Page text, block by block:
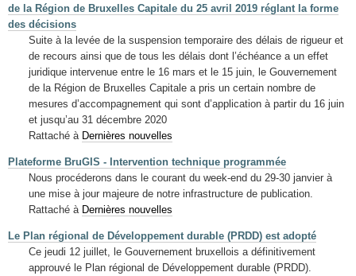
de la Région de Bruxelles Capitale du 25 avril 2019 réglant la forme
des décisions
Suite à la levée de la suspension temporaire des délais de rigueur et
de recours ainsi que de tous les délais dont l’échéance a un effet
juridique intervenue entre le 16 mars et le 15 juin, le Gouvernement
de la Région de Bruxelles Capitale a pris un certain nombre de
mesures d’accompagnement qui sont d’application à partir du 16 juin
et jusqu’au 31 décembre 2020
Rattaché à Dernières nouvelles
Plateforme BruGIS - Intervention technique programmée
Nous procéderons dans le courant du week-end du 29-30 janvier à
une mise à jour majeure de notre infrastructure de publication.
Rattaché à Dernières nouvelles
Le Plan régional de Développement durable (PRDD) est adopté
Ce jeudi 12 juillet, le Gouvernement bruxellois a définitivement
approuvé le Plan régional de Développement durable (PRDD).